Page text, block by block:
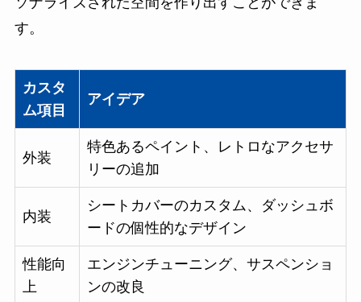
す。
カスタ
ム項目
アイデア
外装
特色あるペイント、レトロなアクセサ
リーの追加
内装
シートカバーのカスタム、ダッシュボ
ードの個性的なデザイン
性能向
上
エンジンチューニング、サスペンショ
ンの改良